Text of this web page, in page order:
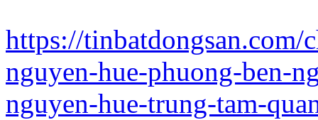
https://tinbatdongsan.com/
nguyen-hue-phuong-ben-
nguyen-hue-trung-tam-